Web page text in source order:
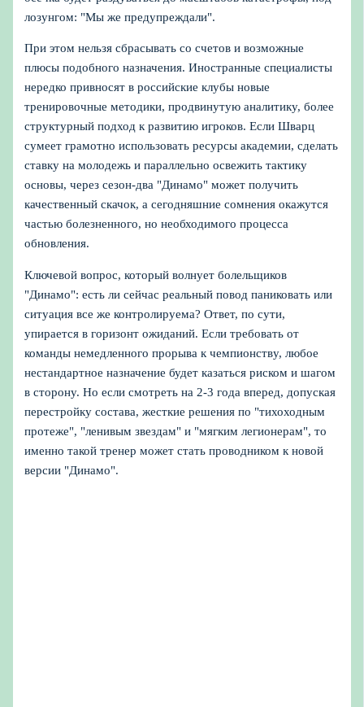
лозунгом: "Мы же предупреждали".
При этом нельзя сбрасывать со счетов и возможные
плюсы подобного назначения. Иностранные специалисты
нередко привносят в российские клубы новые
тренировочные методики, продвинутую аналитику, более
структурный подход к развитию игроков. Если Шварц
сумеет грамотно использовать ресурсы академии, сделать
ставку на молодежь и параллельно освежить тактику
основы, через сезон‑два "Динамо" может получить
качественный скачок, а сегодняшние сомнения окажутся
частью болезненного, но необходимого процесса
обновления.
Ключевой вопрос, который волнует болельщиков
"Динамо": есть ли сейчас реальный повод паниковать или
ситуация все же контролируема? Ответ, по сути,
упирается в горизонт ожиданий. Если требовать от
команды немедленного прорыва к чемпионству, любое
нестандартное назначение будет казаться риском и шагом
в сторону. Но если смотреть на 2-3 года вперед, допуская
перестройку состава, жесткие решения по "тихоходным
протеже", "ленивым звездам" и "мягким легионерам", то
именно такой тренер может стать проводником к новой
версии "Динамо".